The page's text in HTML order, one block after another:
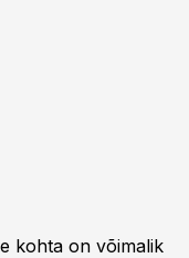
kohta on võimalik